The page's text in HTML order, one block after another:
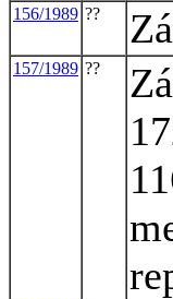
156/1989 ??
157/1989 ??